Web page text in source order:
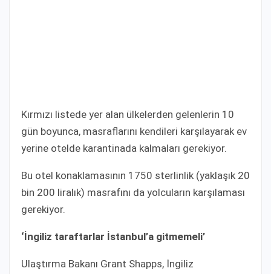
Kırmızı listede yer alan ülkelerden gelenlerin 10
gün boyunca, masraflarını kendileri karşılayarak ev
yerine otelde karantinada kalmaları gerekiyor.
Bu otel konaklamasının 1750 sterlinlik (yaklaşık 20
bin 200 liralık) masrafını da yolcuların karşılaması
gerekiyor.
‘İngiliz taraftarlar İstanbul’a gitmemeli’
Ulaştırma Bakanı Grant Shapps, İngiliz